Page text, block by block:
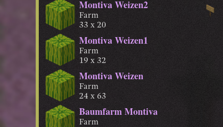
Montiva Weizen2
Farm
33 x 20
Montiva Weizen1
Farm
19 x 32
Montiva Weizen
Farm
24 x 63
Baumfarm Montiva
Farm